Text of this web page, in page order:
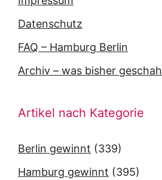
Datenschutz
FAQ – Hamburg Berlin
Archiv – was bisher geschah
Artikel nach Kategorie
Berlin gewinnt (339)
Hamburg gewinnt (395)